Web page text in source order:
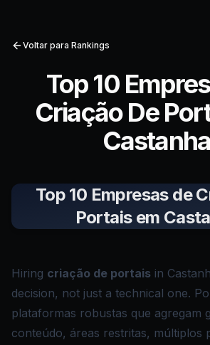
Voltar para Rankings
Top 10
Criação De
Top 10 Empresas de
Portais em
Hiring criação de portais in
decision, not just a technical one.
plataformas robustas que agregam
conteúdo, áreas restritas, múltiplos